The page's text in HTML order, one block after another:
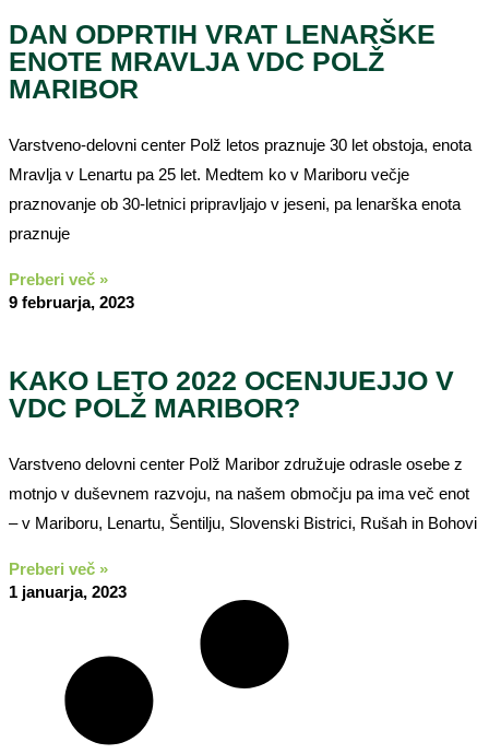
DAN ODPRTIH VRAT LENARŠKE
ENOTE MRAVLJA VDC POLŽ
MARIBOR
Varstveno-delovni center Polž letos praznuje 30 let obstoja, enota
Mravlja v Lenartu pa 25 let. Medtem ko v Mariboru večje
praznovanje ob 30-letnici pripravljajo v jeseni, pa lenarška enota
praznuje
Preberi več »
9 februarja, 2023
KAKO LETO 2022 OCENJUEJJO V
VDC POLŽ MARIBOR?
Varstveno delovni center Polž Maribor združuje odrasle osebe z
motnjo v duševnem razvoju, na našem območju pa ima več enot
– v Mariboru, Lenartu, Šentilju, Slovenski Bistrici, Rušah in Bohovi
Preberi več »
1 januarja, 2023